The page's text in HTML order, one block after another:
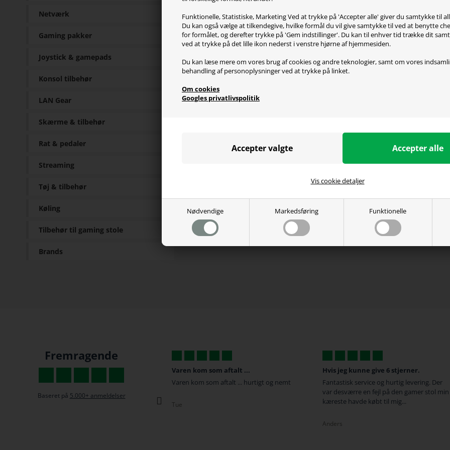
Funktionelle, Statistiske, Marketing Ved at trykke på 'Accepter alle' giver du samtykke til
Du kan også vælge at tilkendegive, hvilke formål du vil give samtykke til ved at benytte
for formålet, og derefter trykke på 'Gem indstillinger'. Du kan til enhver tid trække dit
ved at trykke på det lille ikon nederst i venstre hjørne af hjemmesiden.
Du kan læse mere om vores brug af cookies og andre teknologier, samt om vores
behandling af personoplysninger ved at trykke på linket.
Om cookies
Googles privatlivspolitik
Nødvendige Markedsføring Funktionelle
Vis cookie detaljer
skates.
Corepad Skatez Pro egenskaber:
- Reducerer friktionen mellem mus og musemåtte
- Giver en glattere glidende oplevelse
- Øge præcisionen
- Lavet af 100% PTFE
Corepad Skatez Pro for CM Storm Sentinel Advance passer til:
CM Storm Sentinel Advance
Specifikationer
Netværk
Gaming pakker
Joystick & gamepads
Konsol tilbehør
LAN Gear
Skærme & tilbehør
Rat & pedaler
Streaming
Tøj & tilbehør
Køling
Tilbehør til gaming stole
Brands
Fremragende
Baseret på 5.000+ anmeldelser
De har super gode priser
De har super gode priser, og jeg bestilte min
Gaming stol omkring 16:00 Fredag, og fik en
besked med den var kommet på post huset
Varen kom som aftalt ...
Varen kom som aftalt ... hurtigt og nemt
Tue
Hvis jeg kunne give 6 stjerner.
Fantastisk service og hurtig levering. Der
var desværre en fejl på den gamer stol min
kæreste havde købt til mig...
Anders